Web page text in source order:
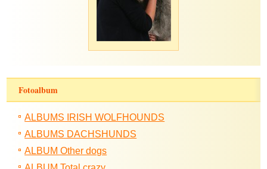
Fotoalbum
ALBUMS IRISH WOLFHOUNDS
ALBUMS DACHSHUNDS
ALBUM Other dogs